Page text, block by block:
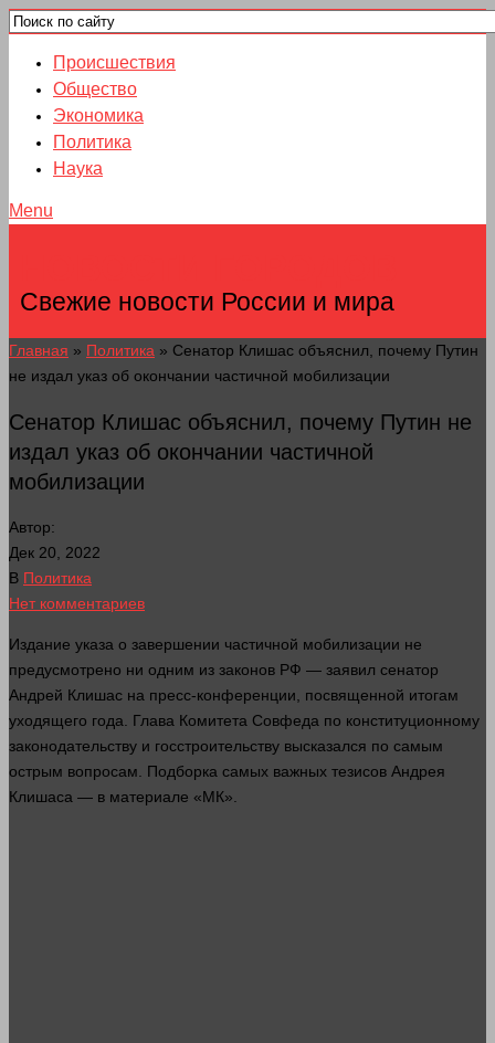
Происшествия
Общество
Экономика
Политика
Наука
Menu
Свежие новости России и мира
Главная » Политика » Сенатор Клишас объяснил, почему Путин
не издал указ об окончании частичной мобилизации
Сенатор Клишас объяснил, почему Путин не
издал указ об окончании частичной
мобилизации
Автор:
Дек 20, 2022
В Политика
Нет комментариев
Издание указа о завершении частичной мобилизации не
предусмотрено ни одним из законов РФ — заявил сенатор
Андрей Клишас на пресс-конференции, посвященной итогам
уходящего года . Глава Комитета Совфеда по конституционному
законодательству и госстроительству высказался по самым
острым вопросам. Подборка самых важных тезисов Андрея
Клишаса — в материале «МК».